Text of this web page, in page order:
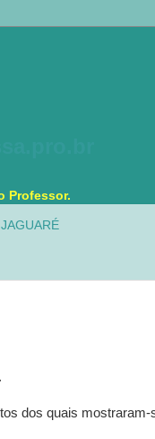
Professor.
dos quais